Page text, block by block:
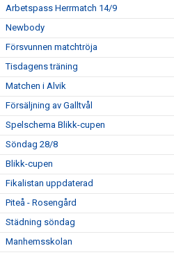
Arbetspass Herrmatch 14/9
Newbody
Försvunnen matchtröja
Tisdagens träning
Matchen i Alvik
Försäljning av Galltvål
Spelschema Blikk-cupen
Söndag 28/8
Blikk-cupen
Fikalistan uppdaterad
Piteå - Rosengård
Städning söndag
Manhemsskolan